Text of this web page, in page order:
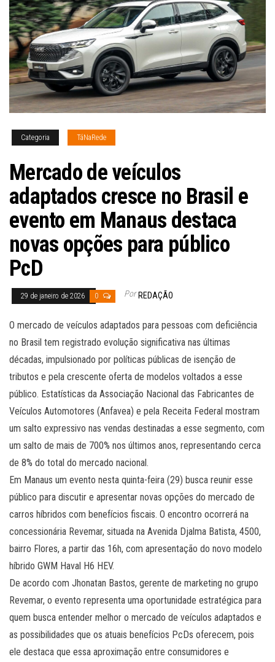
Categoria TáNaRede
Mercado de veículos
adaptados cresce no Brasil e
evento em Manaus destaca
novas opções para público
PcD
29 de janeiro de 2026 0 Por REDAÇÃO
O mercado de veículos adaptados para pessoas com deficiência
no Brasil tem registrado evolução significativa nas últimas
décadas, impulsionado por políticas públicas de isenção de
tributos e pela crescente oferta de modelos voltados a esse
público. Estatísticas da Associação Nacional das Fabricantes de
Veículos Automotores (Anfavea) e pela Receita Federal mostram
um salto expressivo nas vendas destinadas a esse segmento, com
um salto de mais de 700% nos últimos anos, representando cerca
de 8% do total do mercado nacional.
Em Manaus um evento nesta quinta-feira (29) busca reunir esse
público para discutir e apresentar novas opções do mercado de
carros híbridos com benefícios fiscais. O encontro ocorrerá na
concessionária Revemar, situada na Avenida Djalma Batista, 4500,
bairro Flores, a partir das 16h, com apresentação do novo modelo
híbrido GWM Haval H6 HEV.
De acordo com Jhonatan Bastos, gerente de marketing no grupo
Revemar, o evento representa uma oportunidade estratégica para
quem busca entender melhor o mercado de veículos adaptados e
as possibilidades que os atuais benefícios PcDs oferecem, pois
ele destaca que essa aproximação entre consumidores e